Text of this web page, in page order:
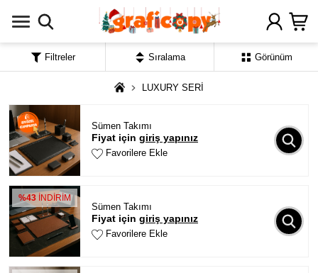
LUXURY SERİ
Sümen Takımı
Fiyat için giriş yapınız
Favorilere Ekle
%43 İNDİRİM
Sümen Takımı
Fiyat için giriş yapınız
Favorilere Ekle
Filtreler Sıralama Görünüm